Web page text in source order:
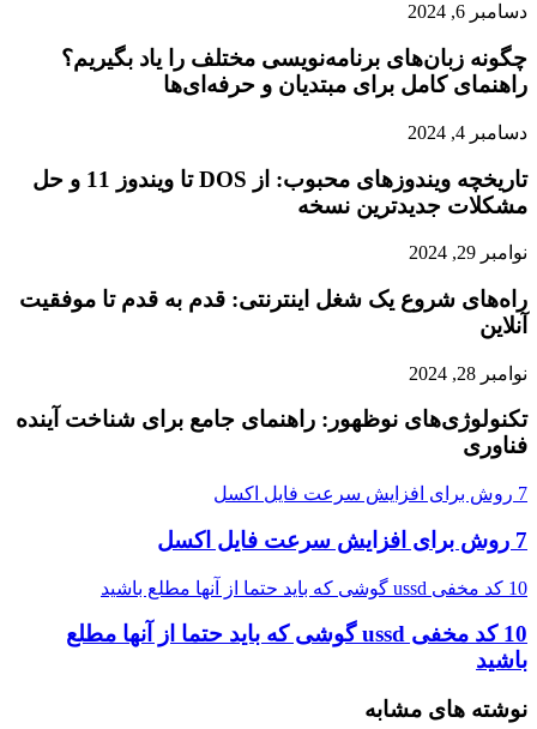
دسامبر 6, 2024
چگونه زبان‌های برنامه‌نویسی مختلف را یاد بگیریم؟
راهنمای کامل برای مبتدیان و حرفه‌ای‌ها
دسامبر 4, 2024
تاریخچه ویندوزهای محبوب: از DOS تا ویندوز 11 و حل
مشکلات جدیدترین نسخه
نوامبر 29, 2024
راه‌های شروع یک شغل اینترنتی: قدم به قدم تا موفقیت
آنلاین
نوامبر 28, 2024
تکنولوژی‌های نوظهور: راهنمای جامع برای شناخت آینده
فناوری
7 روش برای افزایش سرعت فایل اکسل
7 روش برای افزایش سرعت فایل اکسل
10 کد مخفی ussd گوشی که باید حتما از آنها مطلع باشید
10 کد مخفی ussd گوشی که باید حتما از آنها مطلع
باشید
نوشته های مشابه